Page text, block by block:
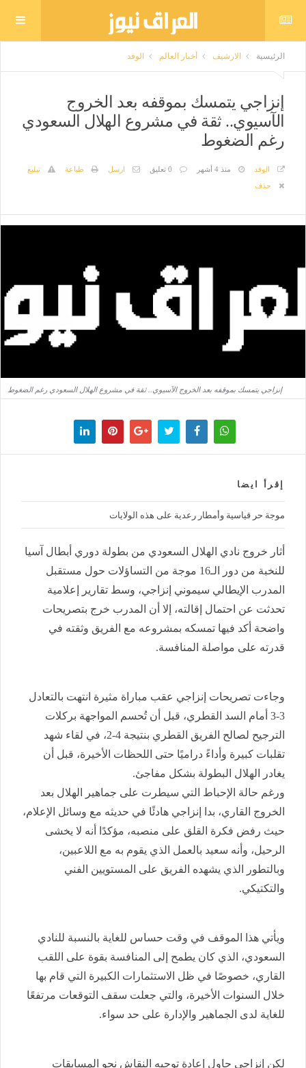
الرئيسية الارشيف أخبار العالم الوفد
إنزاجي يتمسك بموقفه بعد الخروج
الآسيوي.. ثقة في مشروع الهلال السعودي
رغم الضغوط
الوفد منذ 4 أشهر 0 تعليق ارسل طباعة
تبليغ
حذف
إنزاجي يتمسك بموقفه بعد الخروج الآسيوي.. ثقة في مشروع الهلال السعودي رغم الضغوط
إقرأ ايضا
موجة حر قياسية وأمطار رعدية على هذه الولايات
أثار خروج نادي الهلال السعودي من بطولة دوري أبطال آسيا
للنخبة من دور الـ16 موجة من التساؤلات حول مستقبل
المدرب الإيطالي سيموني إنزاجي، وسط تقارير إعلامية
تحدثت عن احتمال إقالته، إلا أن المدرب خرج بتصريحات
واضحة أكد فيها تمسكه بمشروعه مع الفريق وثقته في
قدرته على مواصلة المنافسة.
وجاءت تصريحات إنزاجي عقب مباراة مثيرة انتهت بالتعادل
3-3 أمام السد القطري، قبل أن تُحسم المواجهة بركلات
الترجيح لصالح الفريق القطري بنتيجة 4-2، في لقاء شهد
تقلبات كبيرة وأداءً دراميًا حتى اللحظات الأخيرة، قبل أن
يغادر الهلال البطولة بشكل مفاجئ.
ورغم حالة الإحباط التي سيطرت على جماهير الهلال بعد
الخروج القاري، بدا إنزاجي هادئًا في حديثه مع وسائل الإعلام،
حيث رفض فكرة القلق على منصبه، مؤكدًا أنه لا يخشى
الرحيل، وأنه سعيد بالعمل الذي يقوم به مع اللاعبين،
وبالتطور الذي يشهده الفريق على المستويين الفني
والتكتيكي.
ويأتي هذا الموقف في وقت حساس للغاية بالنسبة للنادي
السعودي، الذي كان يطمح إلى المنافسة بقوة على اللقب
القاري، خصوصًا في ظل الاستثمارات الكبيرة التي قام بها
خلال السنوات الأخيرة، والتي جعلت سقف التوقعات مرتفعًا
للغاية لدى الجماهير والإدارة على حد سواء.
لكن إنزاجي حاول إعادة توجيه النقاش نحو المسابقات